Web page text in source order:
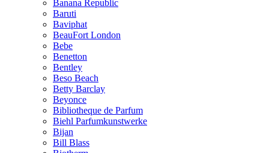
Banana Republic
Baruti
Baviphat
BeauFort London
Bebe
Benetton
Bentley
Beso Beach
Betty Barclay
Beyonce
Bibliotheque de Parfum
Biehl Parfumkunstwerke
Bijan
Bill Blass